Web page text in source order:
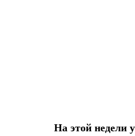
На этой недели